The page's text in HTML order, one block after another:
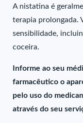
A nistatina é
terapia prolongada.
sensibilidade,
coceira.
Informe ao seu
farmacêutico o
pelo uso do
através do seu